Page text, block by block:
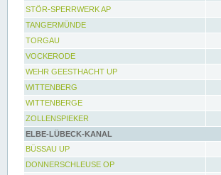
STÖR-SPERRWERK AP
TANGERMÜNDE
TORGAU
VOCKERODE
WEHR GEESTHACHT UP
WITTENBERG
WITTENBERGE
ZOLLENSPIEKER
ELBE-LÜBECK-KANAL
BÜSSAU UP
DONNERSCHLEUSE OP